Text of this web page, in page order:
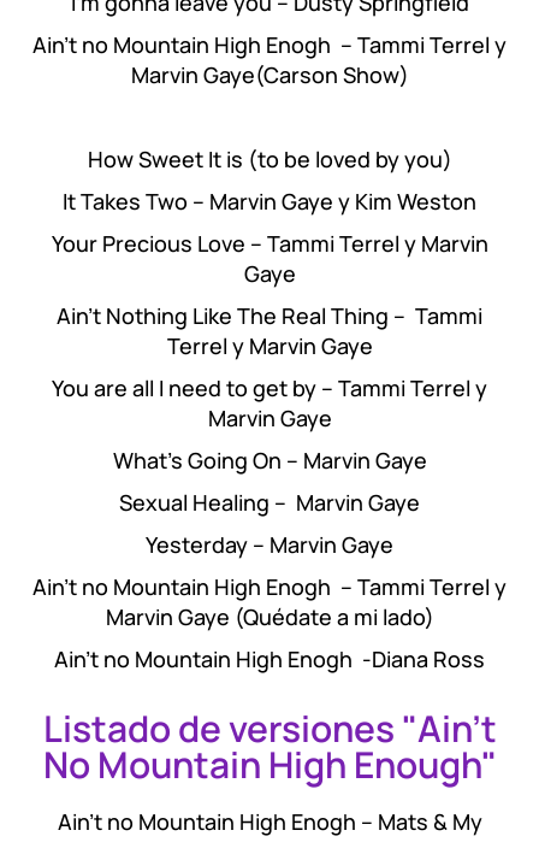
Ain’t no Mountain High Enogh – Tammi Terrel y
Marvin Gaye(Carson Show)
How Sweet It is (to be loved by you)
It Takes Two – Marvin Gaye y Kim Weston
Your Precious Love – Tammi Terrel y Marvin
Gaye
Ain’t Nothing Like The Real Thing – Tammi
Terrel y Marvin Gaye
You are all I need to get by – Tammi Terrel y
Marvin Gaye
What’s Going On – Marvin Gaye
Sexual Healing – Marvin Gaye
Yesterday – Marvin Gaye
Ain’t no Mountain High Enogh – Tammi Terrel y
Marvin Gaye (Quédate a mi lado)
Ain’t no Mountain High Enogh -Diana Ross
Listado de versiones "Ain't
No Mountain High Enough"
Ain’t no Mountain High Enogh – Mats & My